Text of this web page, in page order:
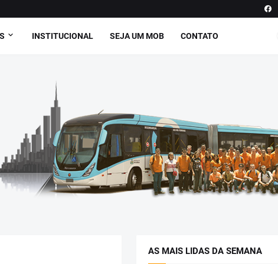
INSTITUCIONAL SEJA UM MOB CONTATO
AS MAIS LIDAS DA SEMANA